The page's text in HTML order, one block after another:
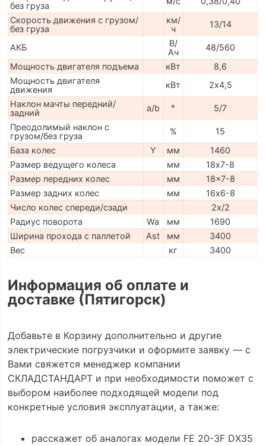
без груза
Скорость движения с грузом/
без груза
км/
ч
13/14
АКБ
В/
Ач
48/560
Мощность двигателя подъема
кВт
8,6
Мощность двигателя
движения
кВт
2х4,5
Наклон мачты передний/
задний
a/b °
5/7
Преодолимый наклон с
грузом/без груза
%
15
База колес
Y мм
1460
Размер ведущего колеса
мм
18х7-8
Размер передних колес
мм
18x7-8
Размер задних колес
мм
16х6-8
Число колес спереди/сзади
2x/2
Радиус поворота
Wa мм
1690
Ширина прохода с паллетой
Ast мм
3400
Вес
кг 3400
Информация об оплате и
доставке (Пятигорск)
Добавьте в Корзину дополнительно и другие
электрические погрузчики и оформите заявку — с
Вами свяжется менеджер компании
СКЛАДСТАНДАРТ и при необходимости поможет с
выбором наиболее подходящей модели под
конкретные условия эксплуатации, а также:
расскажет об аналогах модели FE 20-3F DX35